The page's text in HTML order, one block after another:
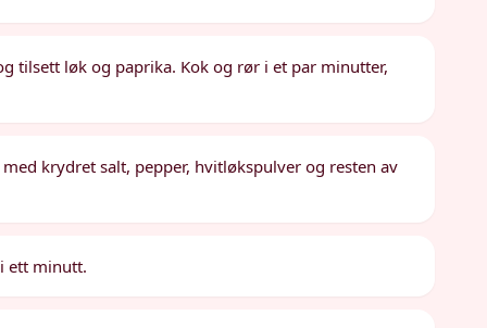
tilsett løk og paprika. Kok og rør i et par minutter,
krydret salt, pepper, hvitløkspulver og resten av
ett minutt.